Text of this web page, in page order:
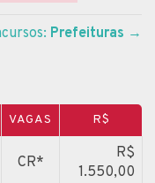
Prefeituras →
VAGAS R$
CR*
R$
1.550,00